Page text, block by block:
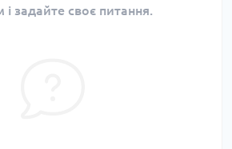
задайте своє питання.